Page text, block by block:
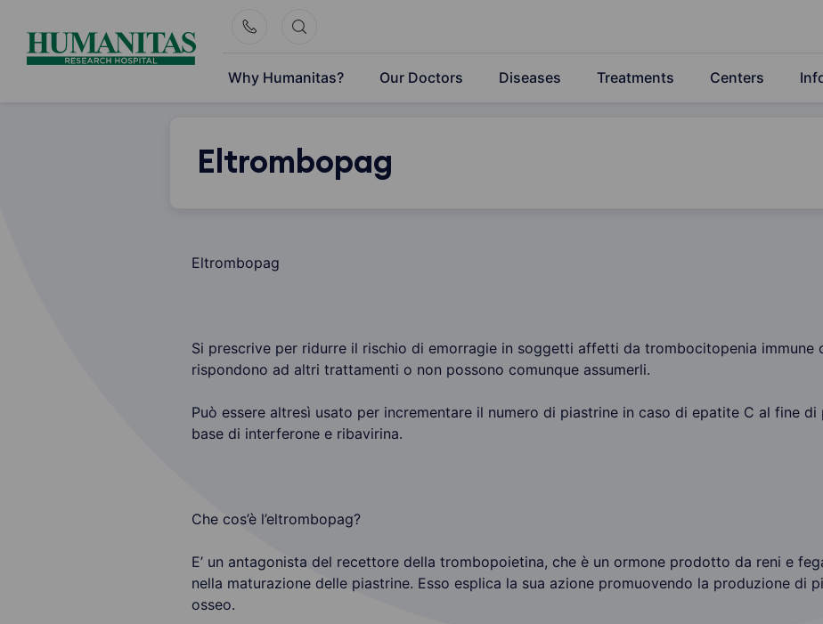
content
Why Humanitas? Our Doctors Diseases Treatments Centers
Eltrombopag
Eltrombopag
Si prescrive per ridurre il rischio di emorragie in soggetti affetti da trombocitopenia immune
rispondono ad altri trattamenti o non possono comunque assumerli.
Può essere altresì usato per incrementare il numero di piastrine in caso di epatite C al fine
base di interferone e ribavirina.
Che cos’è l’eltrombopag?
E’ un antagonista del recettore della trombopoietina, che è un ormone prodotto da reni e
nella maturazione delle piastrine. Esso esplica la sua azione promuovendo la produzione di
osseo.